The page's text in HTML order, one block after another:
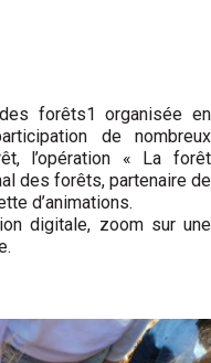
forêts1 organisée en
de nombreux
l’opération « La forêt
des forêts, partenaire de
d’animations.
digitale, zoom sur une